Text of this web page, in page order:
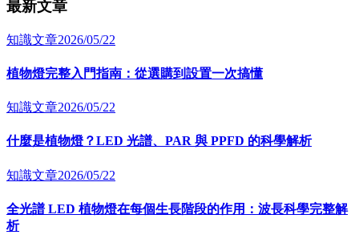
最新文章
知識⽂章2026/05/22
植物燈完整入門指南：從選購到設置一次搞懂
知識⽂章2026/05/22
什麼是植物燈？LED 光譜、PAR 與 PPFD 的科學解析
知識⽂章2026/05/22
全光譜 LED 植物燈在每個生長階段的作用：波長科學完整解
析